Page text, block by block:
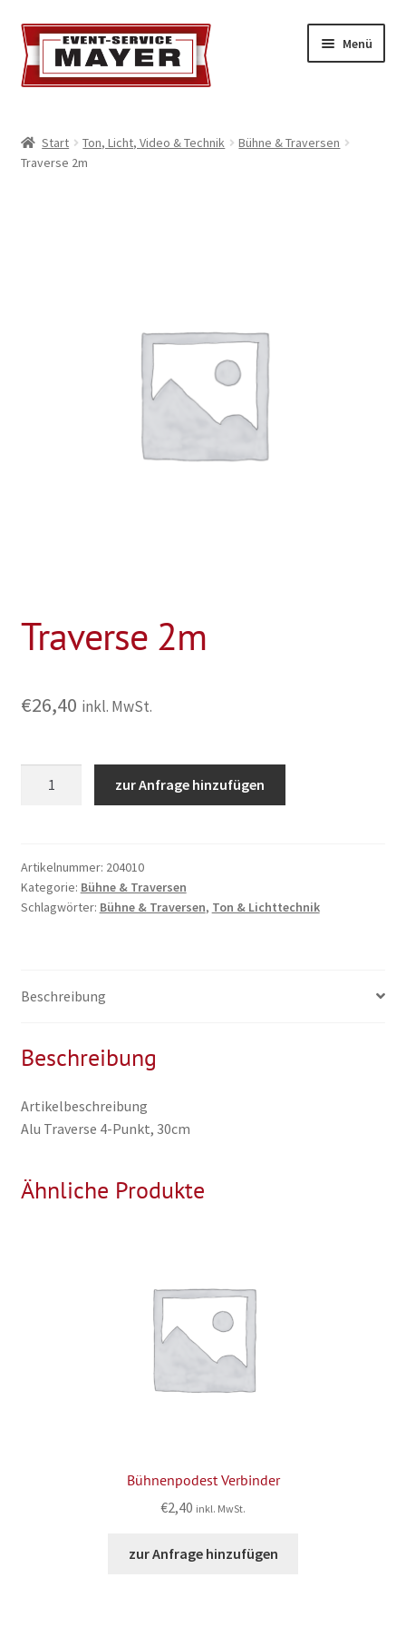
Menü
Event-Service
Geschäftsbedingungen
Start Ton, Licht, Video & Technik
Bühne & Traversen
Traverse 2m
Traverse 2m
€26,40 inkl. MwSt.
zur Anfrage hinzufügen
Artikelnummer: 204010
Kategorie: Bühne & Traversen
Schlagwörter: Bühne & Traversen, Ton & Lichttechnik
Beschreibung
Beschreibung
Artikelbeschreibung
Alu Traverse 4-Punkt, 30cm
Ähnliche Produkte
Bühnenpodest Verbinder
€2,40 inkl. MwSt.
zur Anfrage hinzufügen